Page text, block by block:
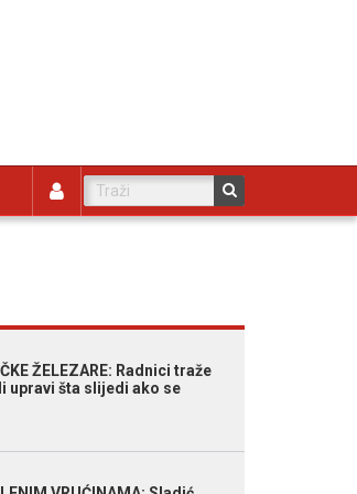
ŽELEZARE: Radnici traže
upravi šta slijedi ako se